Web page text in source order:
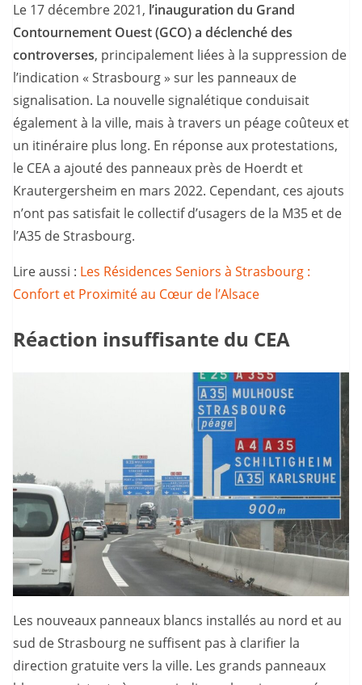
Le 17 décembre 2021, l’inauguration du Grand
Contournement Ouest (GCO) a déclenché des
controverses, principalement liées à la suppression de
l’indication « Strasbourg » sur les panneaux de
signalisation. La nouvelle signalétique conduisait
également à la ville, mais à travers un péage coûteux et
un itinéraire plus long. En réponse aux protestations,
le CEA a ajouté des panneaux près de Hoerdt et
Krautergersheim en mars 2022. Cependant, ces ajouts
n’ont pas satisfait le collectif d’usagers de la M35 et de
l’A35 de Strasbourg.
Lire aussi : Les Résidences Seniors à Strasbourg :
Confort et Proximité au Cœur de l’Alsace
Réaction insuffisante du CEA
Les nouveaux panneaux blancs installés au nord et au
sud de Strasbourg ne suffisent pas à clarifier la
direction gratuite vers la ville. Les grands panneaux